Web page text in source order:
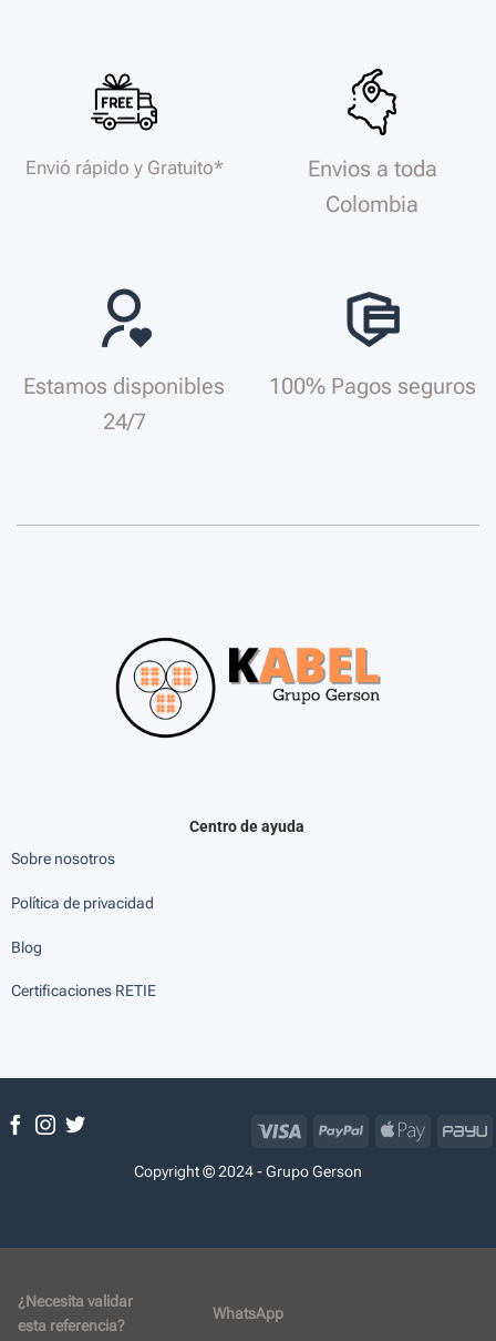
Envió rápido y Gratuito*
Envios a toda
Colombia
Estamos disponibles
24/7
100% Pagos seguros
Centro de ayuda
Sobre nosotros
Política de privacidad
Blog
Certificaciones RETIE
Copyright © 2024 - Grupo Gerson
Visa PayPal
Apple
¿Necesita validar
esta referencia?
WhatsApp